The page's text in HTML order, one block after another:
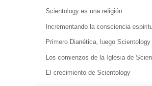
Scientology es una religión
Incrementando la consciencia
Primero Dianética, luego Scientology
Los comienzos de la Iglesia de
El crecimiento de Scientology